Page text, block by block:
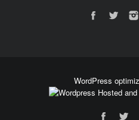
WordPress